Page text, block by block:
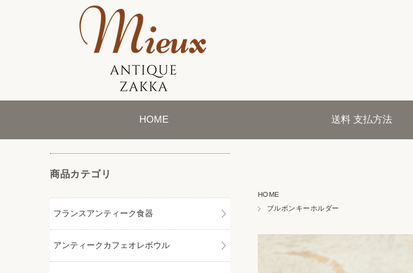
HOME 送料 支払方法
HOME
ブルボンキーホルダー
商品カテゴリ
フランスアンティーク食器
アンティークカフェオレボウル